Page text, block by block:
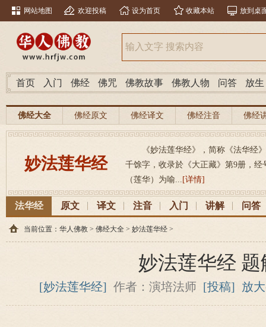
网站地图 欢迎投稿 设为首页 收藏本站 放到桌
首页 入门 佛经 佛咒 佛教故事 佛教人物 问答 放生
佛经大全 佛经原文 佛经译文 佛经注音 佛经
妙法莲华经
《妙法莲华经》，简称《法华经
千馀字，收录於《大正藏》第9册，经
（莲华）为喻... [详情]
法华经 原文 译文 注音 入门 讲解 问答
当前位置： 华人佛教 > 佛经大全 > 妙法莲华经 >
妙法莲华经 题
[妙法莲华经] 作者：演培法师 [投稿] 放